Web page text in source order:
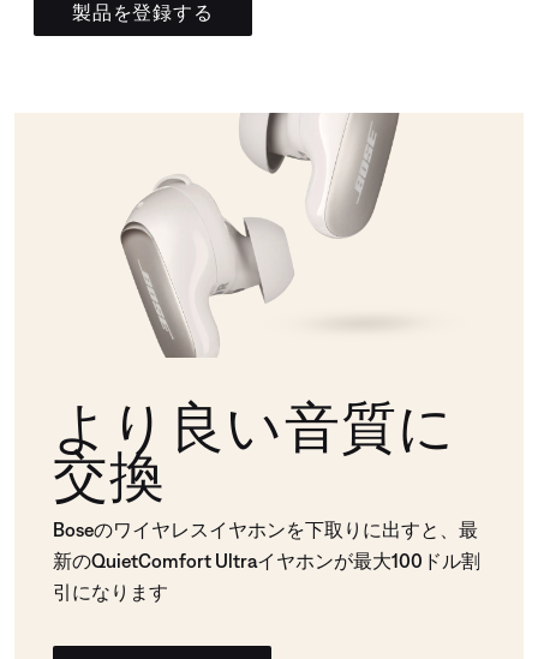
製品を登録する
より良い音質に
交換
Boseのワイヤレスイヤホンを下取りに出すと、最
新のQuietComfort Ultraイヤホンが最大100ドル割
引になります